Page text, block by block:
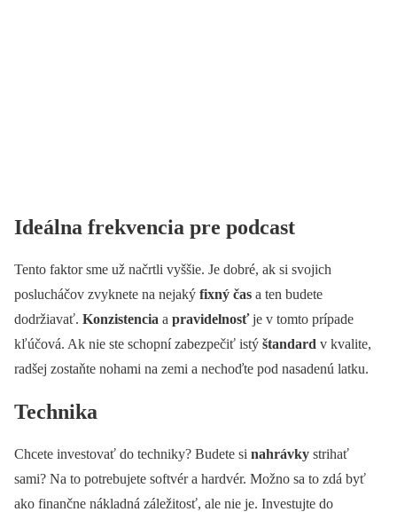
Ideálna frekvencia pre podcast
Tento faktor sme už načrtli vyššie. Je dobré, ak si svojich
poslucháčov zvyknete na nejaký fixný čas a ten budete
dodržiavať. Konzistencia a pravidelnosťje v tomto prípade
kľúčová. Ak nie ste schopní zabezpečiť istý štandard v kvalite,
radšej zostaňte nohami na zemi a nechoďte pod nasadenú latku.
Technika
Chcete investovať do techniky? Budete si nahrávky strihať
sami? Na to potrebujete softvér a hardvér. Možno sa to zdá byť
ako finančne nákladná záležitosť, ale nie je. Investujte do